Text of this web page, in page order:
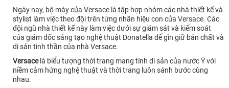
Ngày nay, bộ máy của Versace là tập hợp nhóm các nhà thiết kế và
stylist làm việc theo đội trên từng nhãn hiệu con của Versace. Các
đội ngũ nhà thiết kế này làm việc dưới sự giám sát và kiểm soát
của giám đốc sáng tạo nghệ thuật Donatella để gìn giữ bản chất và
di sản tinh thần của nhà Versace.
Versacelà biểu tượng thời trang mang tính di sản của nước Ý với
niềm cảm hứng nghệ thuật và thời trang luôn sánh bước cùng
nhau.